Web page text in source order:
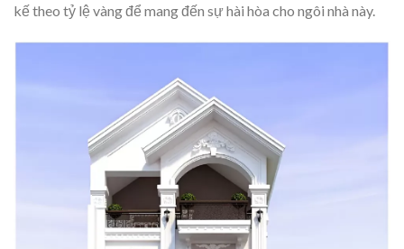
kế theo tỷ lệ vàng để mang đến sự hài hòa cho ngôi nhà này.